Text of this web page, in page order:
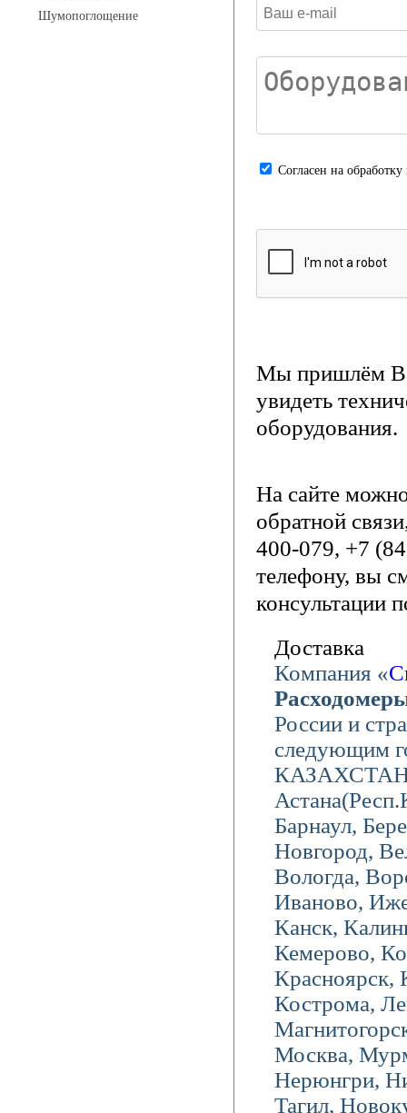
Шумопоглощение
Cогласен на
Мы пришлём
увидеть
оборудования.
На сайте
обратной
400-079, +7
телефону, вы
консультации
Доставка
Компания «
России и
следующим
КАЗАХСТАН),
Барнаул,
Новгород,
Вологда,
Иваново,
Канск,
Кемерово,
Кострома,
Москва,
Нерюнгри,
Тагил,